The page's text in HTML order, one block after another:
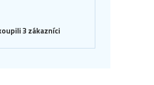
3 zákazníci